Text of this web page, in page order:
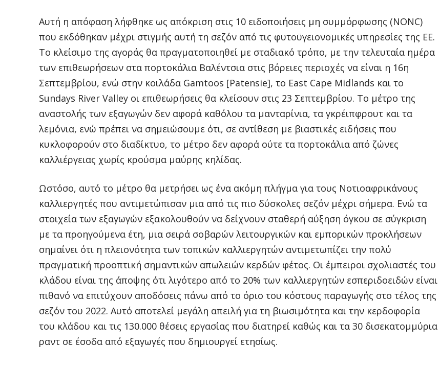
Αυτή η απόφαση λήφθηκε ως απόκριση στις 10 ειδοποιήσεις μη συμμόρφωσης (NONC)
που εκδόθηκαν μέχρι στιγμής αυτή τη σεζόν από τις φυτοϋγειονομικές υπηρεσίες της ΕΕ.
Το κλείσιμο της αγοράς θα πραγματοποιηθεί με σταδιακό τρόπο, με την τελευταία ημέρα
των επιθεωρήσεων στα πορτοκάλια Βαλέντσια στις βόρειες περιοχές να είναι η 16η
Σεπτεμβρίου, ενώ στην κοιλάδα Gamtoos [Patensie], το East Cape Midlands και το
Sundays River Valley οι επιθεωρήσεις θα κλείσουν στις 23 Σεπτεμβρίου. Το μέτρο της
αναστολής των εξαγωγών δεν αφορά καθόλου τα μανταρίνια, τα γκρέιπφρουτ και τα
λεμόνια, ενώ πρέπει να σημειώσουμε ότι, σε αντίθεση με βιαστικές ειδήσεις που
κυκλοφορούν στο διαδίκτυο, το μέτρο δεν αφορά ούτε τα πορτοκάλια από ζώνες
καλλιέργειας χωρίς κρούσμα μαύρης κηλίδας.
Ωστόσο, αυτό το μέτρο θα μετρήσει ως ένα ακόμη πλήγμα για τους Νοτιοαφρικάνους
καλλιεργητές που αντιμετώπισαν μια από τις πιο δύσκολες σεζόν μέχρι σήμερα. Ενώ τα
στοιχεία των εξαγωγών εξακολουθούν να δείχνουν σταθερή αύξηση όγκου σε σύγκριση
με τα προηγούμενα έτη, μια σειρά σοβαρών λειτουργικών και εμπορικών προκλήσεων
σημαίνει ότι η πλειονότητα των τοπικών καλλιεργητών αντιμετωπίζει την πολύ
πραγματική προοπτική σημαντικών απωλειών κερδών φέτος. Οι έμπειροι σχολιαστές του
κλάδου είναι της άποψης ότι λιγότερο από το 20% των καλλιεργητών εσπεριδοειδών είναι
πιθανό να επιτύχουν αποδόσεις πάνω από το όριο του κόστους παραγωγής στο τέλος της
σεζόν του 2022. Αυτό αποτελεί μεγάλη απειλή για τη βιωσιμότητα και την κερδοφορία
του κλάδου και τις 130.000 θέσεις εργασίας που διατηρεί καθώς και τα 30 δισεκατομμύρια
ραντ σε έσοδα από εξαγωγές που δημιουργεί ετησίως.